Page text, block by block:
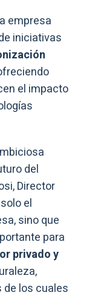
empresa
iniciativas
el impacto
del
Director
el
sino que
para
privado y
los cuales